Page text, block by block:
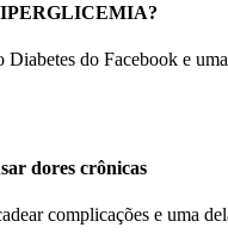
do Facebook e
dores crônicas
complicações e uma